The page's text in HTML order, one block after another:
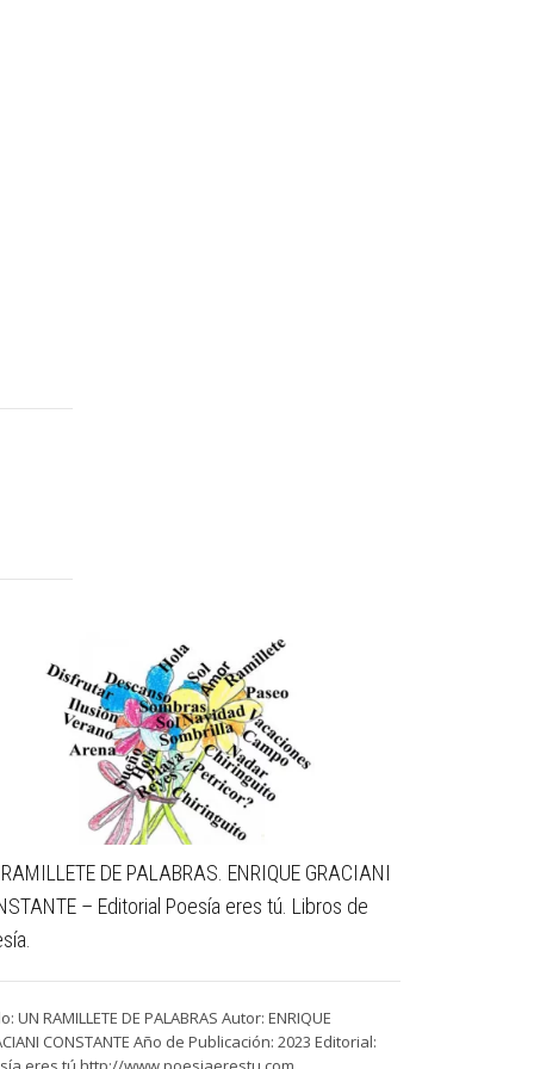
DE PALABRAS. ENRIQUE GRACIANI
– Editorial Poesía eres tú. Libros de
UN RAMILLETE DE PALABRAS Autor: ENRIQUE
CONSTANTE Año de Publicación: 2023 Editorial: